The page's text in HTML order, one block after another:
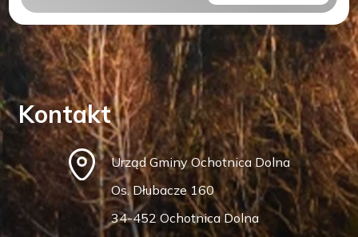
Kontakt
Urząd Gminy Ochotnica Dolna
Os. Dłubacze 160
34-452 Ochotnica Dolna